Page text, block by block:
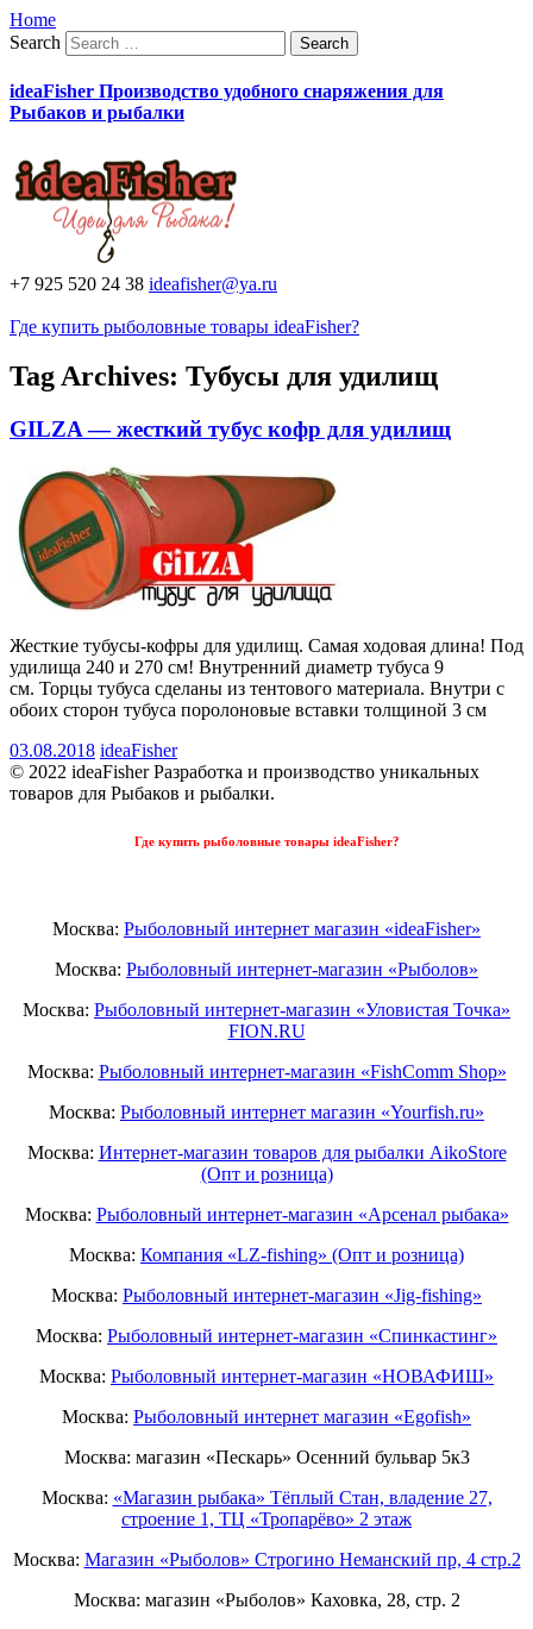
Home
Search
ideaFisher Производство удобного снаряжения для
Рыбаков и рыбалки
+7 925 520 24 38 ideafisher@ya.ru
Где купить рыболовные товары ideaFisher?
Tag Archives: Тубусы для удилищ
GILZA — жесткий тубус кофр для удилищ
Жесткие тубусы-кофры для удилищ. Самая ходовая длина! Под
удилища 240 и 270 см! Внутренний диаметр тубуса 9
см. Торцы тубуса сделаны из тентового материала. Внутри с
обоих сторон тубуса поролоновые вставки толщиной 3 см
03.08.2018 ideaFisher
© 2022 ideaFisher Разработка и производство уникальных
товаров для Рыбаков и рыбалки.
Где купить рыболовные товары ideaFisher?
Москва: Рыболовный интернет магазин «ideaFisher»
Москва: Рыболовный интернет-магазин «Рыболов»
Москва: Рыболовный интернет-магазин «Уловистая Точка»
FION.RU
Москва: Рыболовный интернет-магазин «FishComm Shop»
Москва: Рыболовный интернет магазин «Yourfish.ru»
Москва: Интернет-магазин товаров для рыбалки AikoStore
(Опт и розница)
Москва: Рыболовный интернет-магазин «Арсенал рыбака»
Москва: Компания «LZ-fishing» (Опт и розница)
Москва: Рыболовный интернет-магазин «Jig-fishing»
Москва: Рыболовный интернет-магазин «Спинкастинг»
Москва: Рыболовный интернет-магазин «НОВАФИШ»
Москва: Рыболовный интернет магазин «Egofish»
Москва: магазин «Пескарь» Осенний бульвар 5к3
Москва: «Магазин рыбака» Тёплый Стан, владение 27,
строение 1, ТЦ «Тропарёво» 2 этаж
Москва: Магазин «Рыболов» Строгино Неманский пр, 4 стр.2
Москва: магазин «Рыболов» Каховка, 28, стр. 2